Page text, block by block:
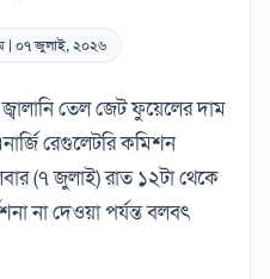
| ০৭ জুলাই, ২০২৬
তেল জেট ফুয়েলের দাম
রেগুলেটরি কমিশন
(৭ জুলাই) রাত ১২টা থেকে
না দেওয়া পর্যন্ত বলবৎ